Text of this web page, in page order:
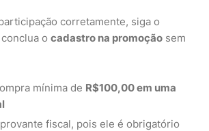
corretamente, siga o
o cadastro na promoção sem
mínima de R$100,00 em uma
fiscal, pois ele é obrigatório